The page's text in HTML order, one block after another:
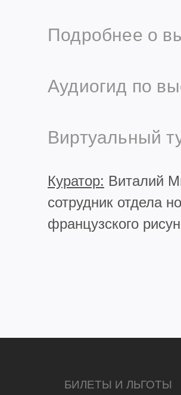
Подробнее о
Аудиогид по
Виртуальный
Куратор: Виталий
сотрудник отдела
французского
БИЛЕТЫ И ЛЬГОТЫ